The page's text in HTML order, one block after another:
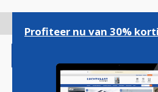
gaan
Profiteer nu van 30%